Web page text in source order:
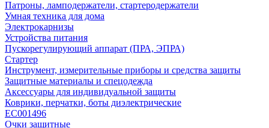
Патроны, ламподержатели, стартеродержатели
Умная техника для дома
Электрокарнизы
Устройства питания
Пускорегулирующий аппарат (ПРА, ЭПРА)
Стартер
Инструмент, измерительные приборы и средства защиты
Защитные материалы и спецодежда
Аксессуары для индивидуальной защиты
Коврики, перчатки, боты диэлектрические
EC001496
Очки защитные